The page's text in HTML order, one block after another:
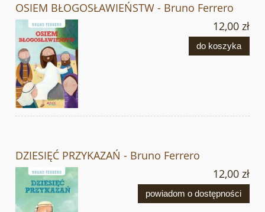
OSIEM BŁOGOSŁAWIEŃSTW - Bruno Ferrero
12,00 zł
do koszyka
DZIESIĘĆ PRZYKAZAŃ - Bruno Ferrero
12,00 zł
powiadom o dostępności